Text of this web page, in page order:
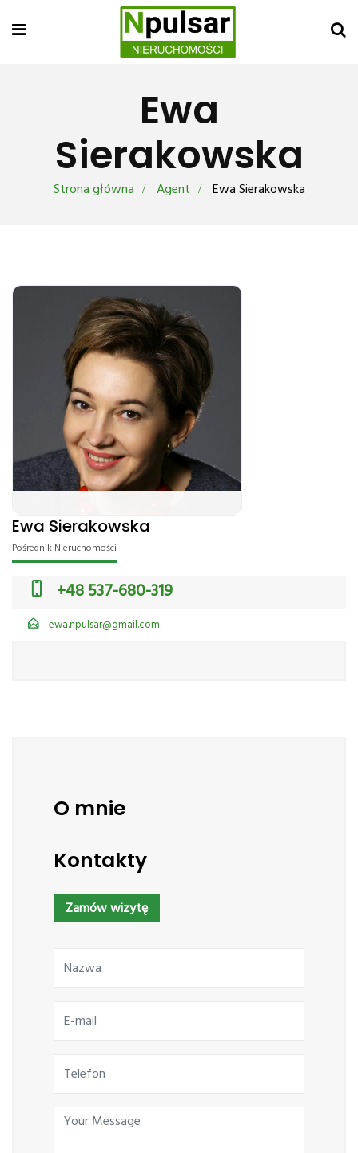
Ewa
Sierakowska
Strona główna Agent Ewa Sierakowska
Ewa Sierakowska
Pośrednik Nieruchomości
+48 537-680-319
ewa.npulsar@gmail.com
O mnie
Kontakty
Zamów wizytę